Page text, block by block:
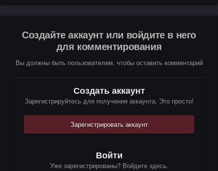
Создайте аккаунт или войдите в него
для комментирования
Вы должны быть пользователем, чтобы оставить комментарий
Создать аккаунт
Зарегистрируйтесь для получения аккаунта. Это просто!
Зарегистрировать аккаунт
Войти
Уже зарегистрированы? Войдите здесь.